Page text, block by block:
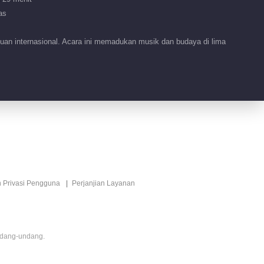
internasional. Acara ini memadukan musik dan budaya di lima
Privasi Pengguna Perjanjian Layanan
undang.